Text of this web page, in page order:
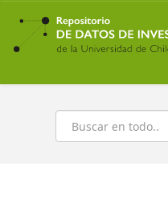
Ir
contenido
principal
Buscar